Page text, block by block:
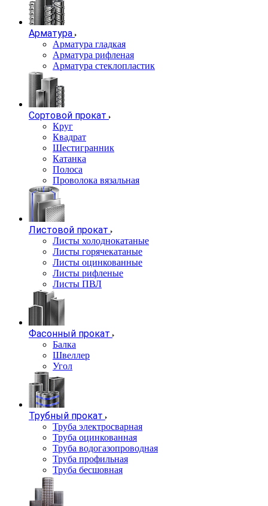
Арматура
Арматура гладкая
Арматура рифленая
Арматура стеклопластик
Сортовой прокат
Круг
Квадрат
Шестигранник
Катанка
Полоса
Проволока вязальная
Листовой прокат
Листы холоднокатаные
Листы горячекатаные
Листы оцинкованные
Листы рифленые
Листы ПВЛ
Фасонный прокат
Балка
Швеллер
Угол
Трубный прокат
Труба электросварная
Труба оцинкованная
Труба водогазопроводная
Труба профильная
Труба бесшовная